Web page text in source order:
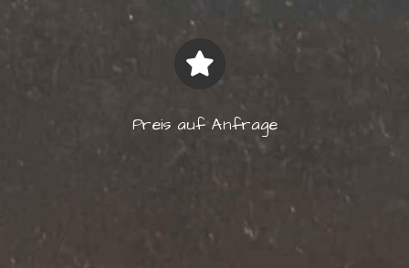
Preis auf Anfrage